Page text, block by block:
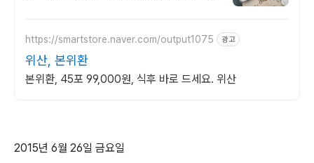
https://smartstore.naver.com/output1075 광고
위산, 본위환
본위환, 45포 99,000원, 식후 바로 드세요. 위산
2015년 6월 26일 금요일